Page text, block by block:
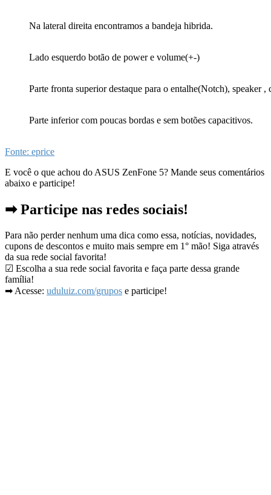
Na lateral direita encontramos a bandeja hibrida.
Lado esquerdo botão de power e volume(+-)
Parte fronta superior destaque para o entalhe(Notch), speaker ,
Parte inferior com poucas bordas e sem botões capacitivos.
Fonte: eprice
E você o que achou do ASUS ZenFone 5? Mande seus comentários
abaixo e participe!
➡ Participe nas redes sociais!
Para não perder nenhum uma dica como essa, notícias, novidades,
cupons de descontos e muito mais sempre em 1° mão! Siga através
da sua rede social favorita!
☑ Escolha a sua rede social favorita e faça parte dessa grande
família!
➡ Acesse: uduluiz.com/grupos e participe!